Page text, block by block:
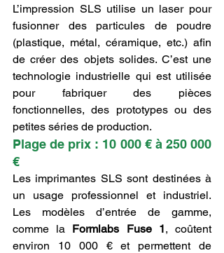
L’impression SLS utilise un laser pour
fusionner des particules de poudre
(plastique, métal, céramique, etc.) afin
de créer des objets solides. C’est une
technologie industrielle qui est utilisée
pour fabriquer des pièces
fonctionnelles, des prototypes ou des
petites séries de production.
Plage de prix : 10 000 € à 250 000
€
Les imprimantes SLS sont destinées à
un usage professionnel et industriel.
Les modèles d’entrée de gamme,
comme la Formlabs Fuse 1, coûtent
environ 10 000 € et permettent de